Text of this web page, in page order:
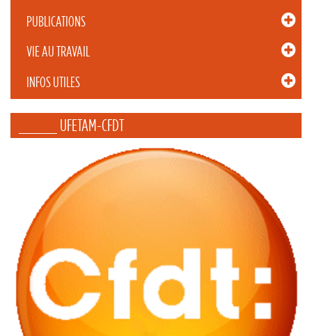
PUBLICATIONS
VIE AU TRAVAIL
INFOS UTILES
_____ UFETAM-CFDT